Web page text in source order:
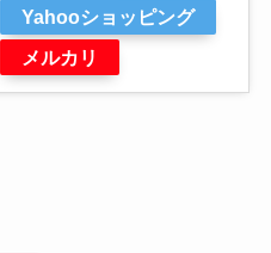
Yahooショッピング
メルカリ